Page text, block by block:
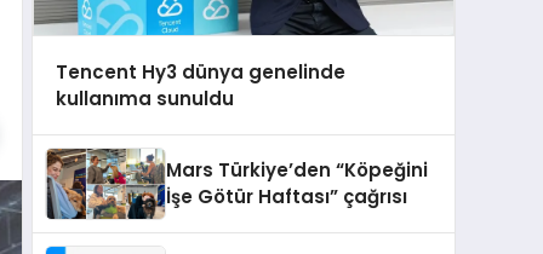
Tencent Hy3 dünya genelinde
kullanıma sunuldu
Mars Türkiye’den “Köpeğini
İşe Götür Haftası” çağrısı